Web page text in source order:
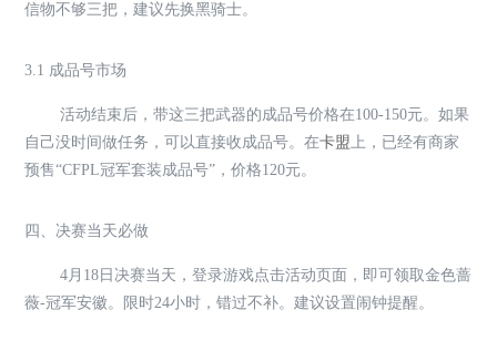
信物不够三把，建议先换黑骑士。
3.1 成品号市场
活动结束后，带这三把武器的成品号价格在100-150元。如果
自己没时间做任务，可以直接收成品号。在卡盟上，已经有商家
预售“CFPL冠军套装成品号”，价格120元。
四、决赛当天必做
4月18日决赛当天，登录游戏点击活动页面，即可领取金色蔷
薇-冠军安徽。限时24小时，错过不补。建议设置闹钟提醒。